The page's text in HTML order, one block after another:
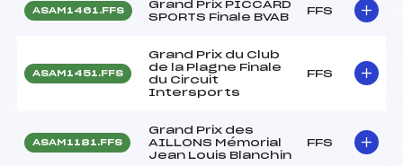
ASAM1461.FFS
Grand Prix PICCARD
SPORTS Finale BVAB
FFS
ASAM1451.FFS
Grand Prix du Club
de la Plagne Finale
du Circuit
Intersports
FFS
ASAM1181.FFS
Grand Prix des
AILLONS Mémorial
Jean Louis Blanchin
FFS